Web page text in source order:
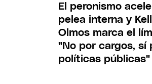
El peronismo
pelea interna y
Olmos marca el
"No por cargos, sí
políticas públicas"